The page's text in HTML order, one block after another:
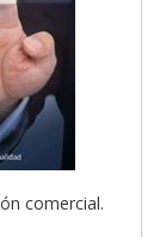
comercial.